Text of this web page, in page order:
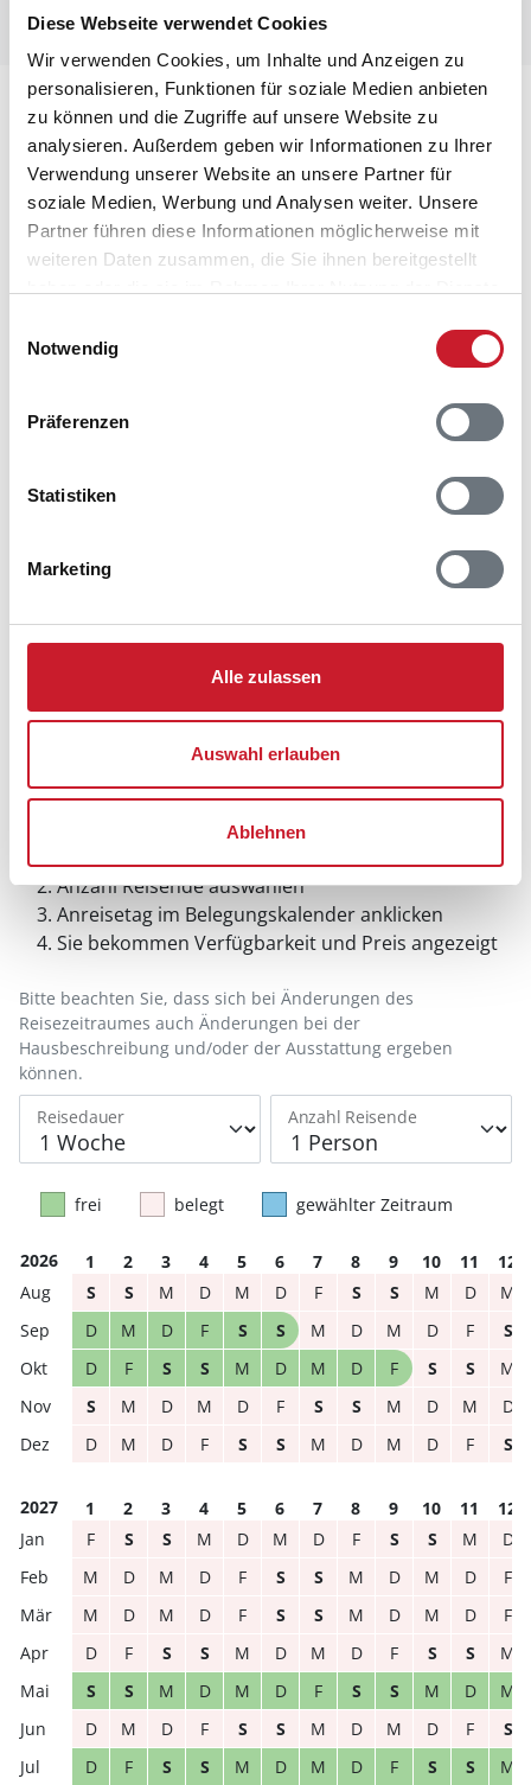
Diese Webseite verwendet Cookies
Wir verwenden Cookies, um Inhalte und Anzeigen zu
personalisieren, Funktionen für soziale Medien anbieten
zu können und die Zugriffe auf unsere Website zu
analysieren. Außerdem geben wir Informationen zu Ihrer
Verwendung unserer Website an unsere Partner für
soziale Medien, Werbung und Analysen weiter. Unsere
Partner führen diese Informationen möglicherweise mit
weiteren Daten zusammen, die Sie ihnen bereitgestellt
Notwendig
Präferenzen
Statistiken
Marketing
Alle zulassen
Auswahl erlauben
Ablehnen
Lageplan
Adresse
Ferienhaus 38362
Strandvænget 6
Als Odde
Belegungskalender
Anzahl Reisende auswählen
Anreisetag im Belegungskalender anklicken
Sie bekommen Verfügbarkeit und Preis angezeigt
Reisedauer Anzahl Reisende
Bitte beachten Sie, dass sich bei Änderungen des
Reisezeitraumes auch Änderungen bei der
Hausbeschreibung und/oder der Ausstattung ergeben
können.
frei belegt gewählter Zeitraum
2026 1 2 3 4 5 6 7 8 9 10 11
12
S
S M D M D F S S M D
M
D
M D F S S M D M D F
S
D
F S S M D M D F S S
M
S
M D M D F S S M D M
D
D
M D F S S M D M D F S
2027 1 2 3 4 5 6 7 8 9 10 11
12
F
S S M D M D F S S M
D
M
D M D F S S M D M D
F
M
D M D F S S M D M D
F
D
F S S M D M D F S S
M
S
S M D M D F S S M D
M
D
M D F S S M D M D F
S
D
F S S M D M D F S S M